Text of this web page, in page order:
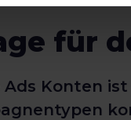
für
Ads Konten